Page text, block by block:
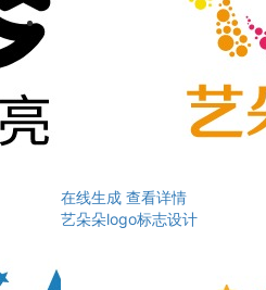
在线生成 查看详情
艺朵朵logo标志设计